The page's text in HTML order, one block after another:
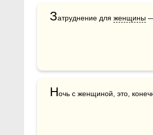
Затруднение для женщины
Ночь с женщиной, это,